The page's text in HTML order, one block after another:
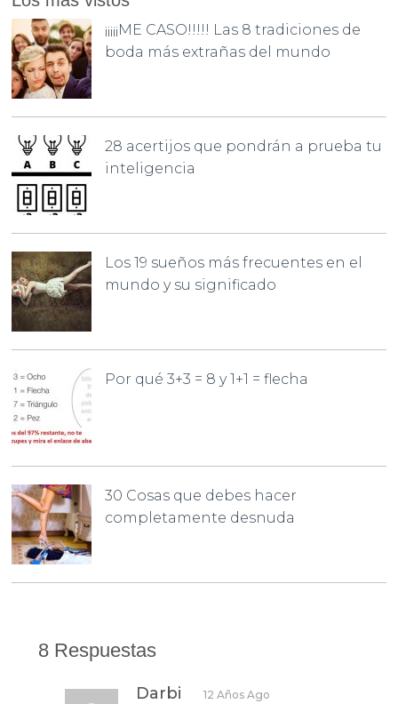
¡¡¡¡¡ME CASO!!!!! Las 8 tradiciones de
boda más extrañas del mundo
28 acertijos que pondrán a prueba tu
inteligencia
Los 19 sueños más frecuentes en el
mundo y su significado
Por qué 3+3 = 8 y 1+1 = flecha
30 Cosas que debes hacer
completamente desnuda
8 Respuestas
Darbi 12 Años Ago